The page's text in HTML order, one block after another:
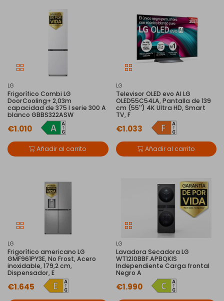
LG
Frigorífico Combi LG
DoorCooling+ 2,03m
capacidad de 375 l serie 300 A
blanco GBBS322ASW
€1.010
Añadir al carrito
LG
Televisor OLED evo AI LG
OLED55C54LA, Pantalla de 139
cm (55'') 4K Ultra HD, Smart
TV, F
€1.033
Añadir al carrito
LG
Frigorífico americano LG
GMF961PY3E, No Frost, Acero
inoxidable, 179,2 cm,
Dispensador, E
€1.645
LG
Lavadora Secadora LG
WT1210BBF.APBQKIS
Independiente Carga frontal
Negro A
€1.990